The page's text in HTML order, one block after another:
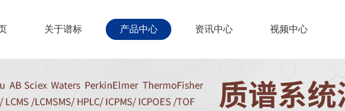
关于谱标 产品中心 资讯中心 视频中心